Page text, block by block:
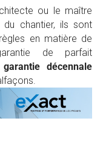
ou le maître
chantier, ils sont
en matière de
de parfait
garantie décennale